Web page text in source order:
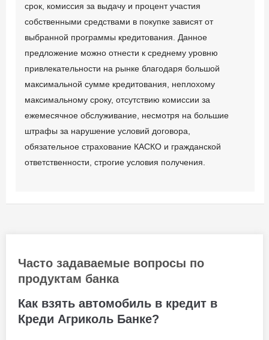
срок, комиссия за выдачу и процент участия
собственными средствами в покупке зависят от
выбранной программы кредитования. Данное
предложение можно отнести к среднему уровню
привлекательности на рынке благодаря большой
максимальной сумме кредитования, неплохому
максимальному сроку, отсутствию комиссии за
ежемесячное обслуживание, несмотря на большие
штрафы за нарушение условий договора,
обязательное страхование КАСКО и гражданской
ответственности, строгие условия получения.
Часто задаваемые вопросы по
продуктам банка
Как взять автомобиль в кредит в
Креди Агриколь Банке?